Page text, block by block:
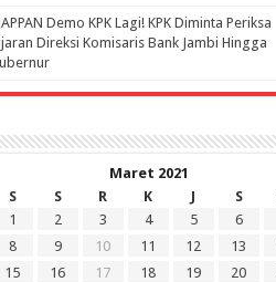
Demo KPK Lagi! KPK Diminta Periksa
Direksi Komisaris Bank Jambi Hingga
Maret 2021
S
S R K J S
1
2 3 4 5 6
8
9 10 11 12 13
15
16 17 18 19 20